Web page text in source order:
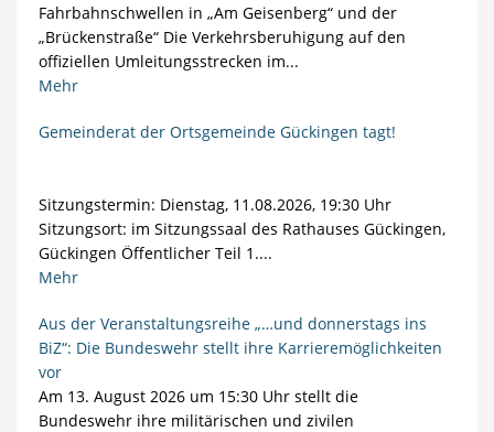
Fahrbahnschwellen in „Am Geisenberg“ und der
„Brückenstraße“ Die Verkehrsberuhigung auf den
offiziellen Umleitungsstrecken im...
Mehr
Gemeinderat der Ortsgemeinde Gückingen tagt!
Sitzungstermin: Dienstag, 11.08.2026, 19:30 Uhr
Sitzungsort: im Sitzungssaal des Rathauses Gückingen,
Gückingen Öffentlicher Teil 1....
Mehr
Aus der Veranstaltungsreihe „…und donnerstags ins
BiZ“: Die Bundeswehr stellt ihre Karrieremöglichkeiten
vor
Am 13. August 2026 um 15:30 Uhr stellt die
Bundeswehr ihre militärischen und zivilen